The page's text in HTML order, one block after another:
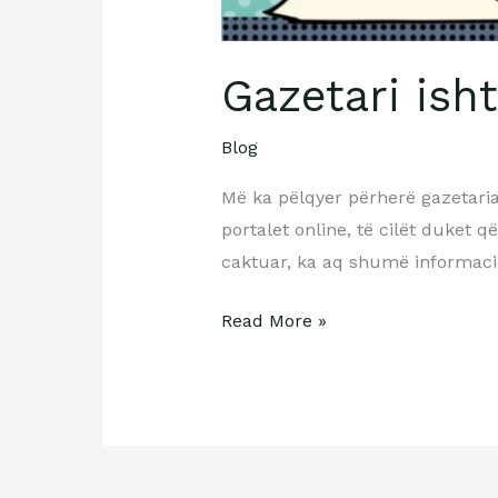
Gazetari
Blog
Më ka pëlqyer përherë
portalet online, të cilët duket
caktuar, ka aq shumë
Read More »